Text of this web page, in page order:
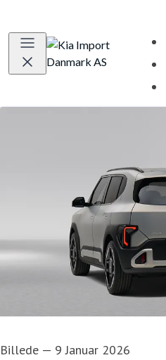
Billede — 9 Januar 2026